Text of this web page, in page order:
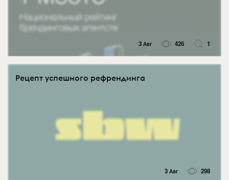
3 Авг 426 1
Рецепт успешного рефрендинга
3 Авг 298